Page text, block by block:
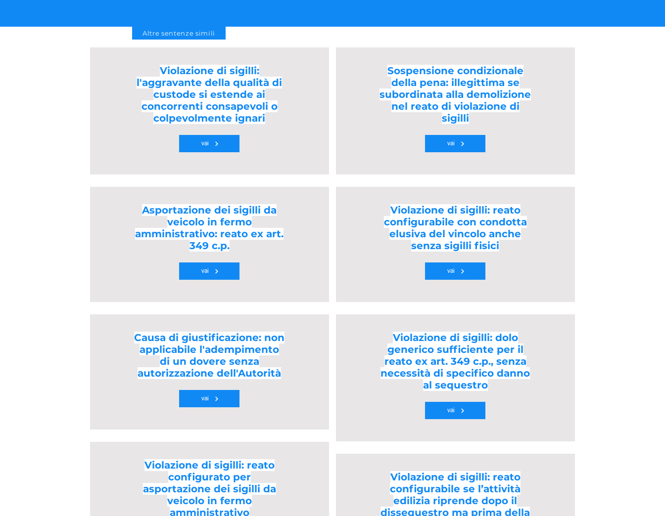
Altre sentenze simili
Violazione di sigilli:
l'aggravante della qualità di
custode si estende ai
concorrenti consapevoli o
colpevolmente ignari
vai
Asportazione dei sigilli da
veicolo in fermo
amministrativo: reato ex art.
349 c.p.
vai
Causa di giustificazione: non
applicabile l'adempimento
di un dovere senza
autorizzazione dell'Autorità
vai
Violazione di sigilli: reato
configurato per
asportazione dei sigilli da
veicolo in fermo
amministrativo
Sospensione condizionale
della pena: illegittima se
subordinata alla demolizione
nel reato di violazione di
sigilli
vai
Violazione di sigilli: reato
configurabile con condotta
elusiva del vincolo anche
senza sigilli fisici
vai
Violazione di sigilli: dolo
generico sufficiente per il
reato ex art. 349 c.p., senza
necessità di specifico danno
al sequestro
vai
Violazione di sigilli: reato
configurabile se l’attività
edilizia riprende dopo il
dissequestro ma prima della